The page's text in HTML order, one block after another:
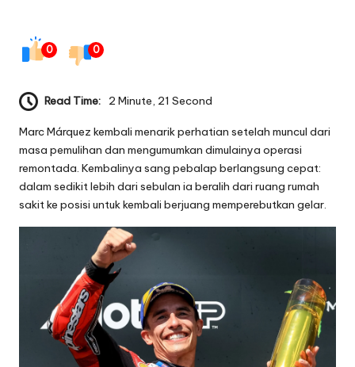
0 0
Read Time: 2 Minute, 21 Second
Marc Márquez kembali menarik perhatian setelah muncul dari
masa pemulihan dan mengumumkan dimulainya operasi
remontada. Kembalinya sang pebalap berlangsung cepat:
dalam sedikit lebih dari sebulan ia beralih dari ruang rumah
sakit ke posisi untuk kembali berjuang memperebutkan gelar.